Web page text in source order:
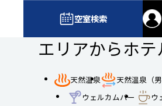
空室検索
エリアからホ
天然温泉 天然温泉（男
ウェルカムバー
ウ